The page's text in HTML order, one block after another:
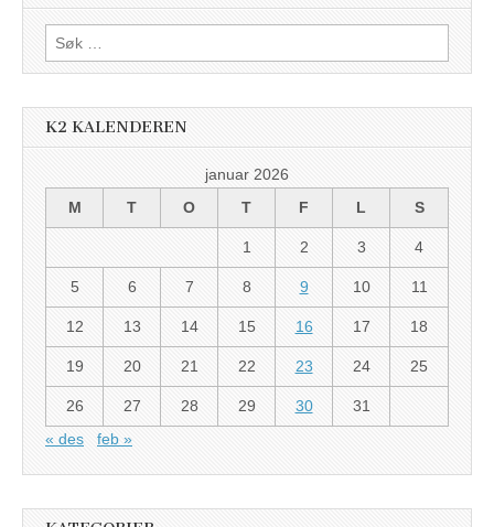
Søk
etter:
K2 KALENDEREN
januar 2026
M
T O T F L S
1 2 3 4
5 6 7 8 9 10 11
12 13 14 15 16 17 18
19 20 21 22 23 24 25
26 27 28 29 30
31
« des
feb »